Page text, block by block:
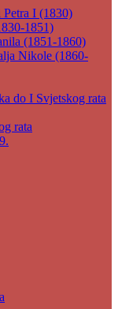
I (1830)
1851)
(1851-1860)
Nikole (1860-
do I Svjetskog rata
rata